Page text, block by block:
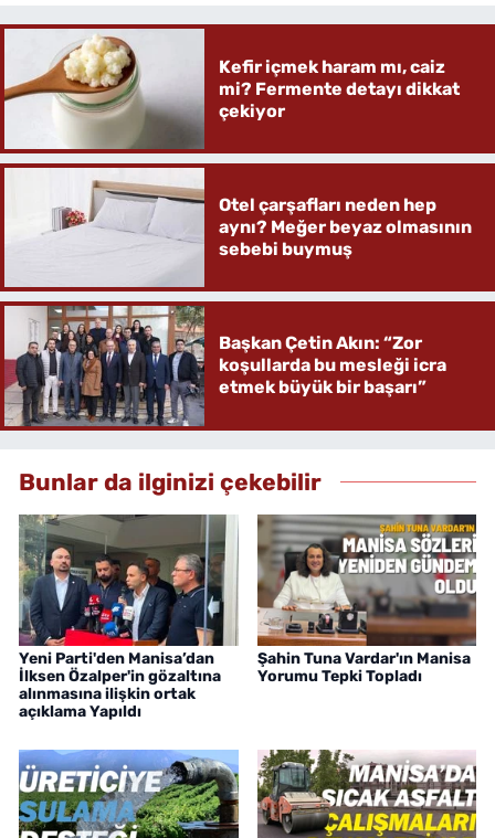
Kefir içmek haram mı, caiz
mi? Fermente detayı dikkat
çekiyor
Otel çarşafları neden hep
aynı? Meğer beyaz olmasının
sebebi buymuş
Başkan Çetin Akın: “Zor
koşullarda bu mesleği icra
etmek büyük bir başarı”
Bunlar da ilginizi çekebilir
Yeni Parti'den Manisa’dan
İlksen Özalper'in gözaltına
alınmasına ilişkin ortak
açıklama Yapıldı
Şahin Tuna Vardar'ın Manisa
Yorumu Tepki Topladı